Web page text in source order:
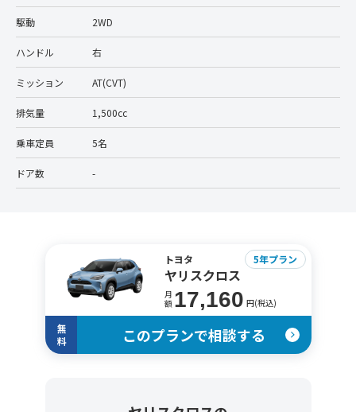
駆動 2WD
ハンドル 右
ミッション AT(CVT)
排気量 1,500cc
乗車定員 5名
ドア数 -
トヨタ
ヤリスクロス
月
額 17,160 円(税込)
5年プラン
無
料
このプランで相談する